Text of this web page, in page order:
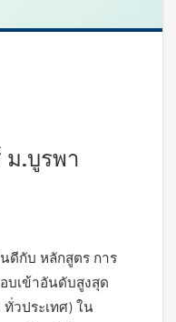
ม.บูรพา
ดีกับ หลักสูตร การ
บเข้าอันดับสูงสุด
วประเทศ) ใน